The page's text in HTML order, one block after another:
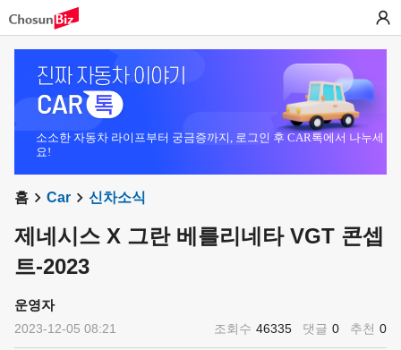
소소한 자동차 라이프부터 궁금증까지, 로그인 후 CAR톡에서 나누세
요!
홈 Car 신차소식
제네시스 X 그란 베를리네타 VGT 콘셉
트-2023
운영자
2023-12-05 08:21 조회수 46335 댓글 0 추천 0